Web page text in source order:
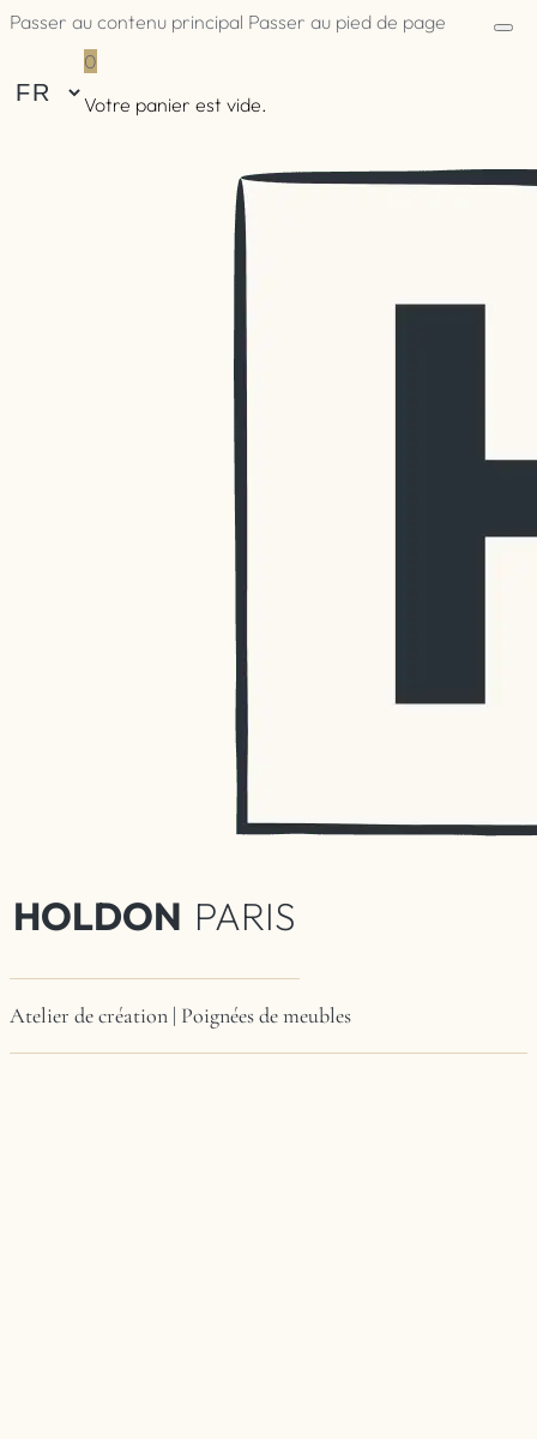
Passer au contenu principal Passer au pied de page
0
Votre panier est vide.
HOLDON PARIS
Atelier de création | Poignées de meubles